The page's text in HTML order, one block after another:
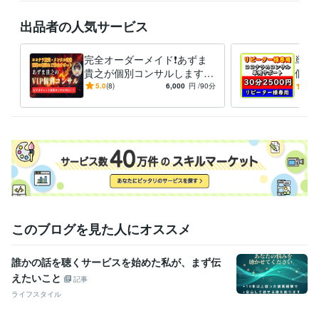
資格・検定
メンタルケアカウンセラー
認定ダイエットインストラクター 取得年 : 2014年
その他ツール
コピーライター:3年
悩み相談・カウンセリング 人間関係、恋愛相談 コミュニケーション
力 話し相手、愚痴聞き メンタルコーチング メタ認知改善
人間関係 恋愛 悩み相談 愚痴聞き コミュニケーション
話し相手
コンプレックス
カウンセリング 副業 お金
ビジネス代行・事務代行 ココナラ販売サポート お金の悩み、副業支
レーニング
コピーライティング メタ認知の改善
ダイエット 悩み相談 カウンセリング サポート
出品者の人気サービス
完全オーダーメイド❗あずま
貴之が個別コンサルします
ココナラ/目標達成/コーチン
ス
5.0(8) 6,000 円 /90分
単発
個別
ラ販
略
このブログを見た人にオススメ
誰かの話を聴くサービスを始めた私が、まず伝
えたいこと
記事
ライフスタイル